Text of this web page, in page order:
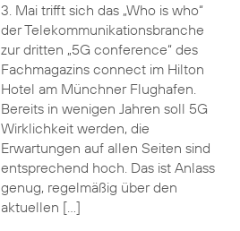
3. Mai trifft sich das „Who is who“
der Telekommunikationsbranche
zur dritten „5G conference“ des
Fachmagazins connect im Hilton
Hotel am Münchner Flughafen.
Bereits in wenigen Jahren soll 5G
Wirklichkeit werden, die
Erwartungen auf allen Seiten sind
entsprechend hoch. Das ist Anlass
genug, regelmäßig über den
aktuellen […]